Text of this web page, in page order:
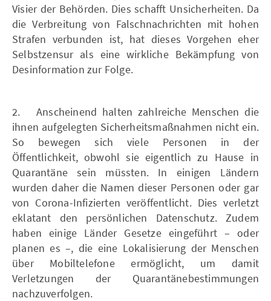
Visier der Behörden. Dies schafft Unsicherheiten. Da
die Verbreitung von Falschnachrichten mit hohen
Strafen verbunden ist, hat dieses Vorgehen eher
Selbstzensur als eine wirkliche Bekämpfung von
Desinformation zur Folge.
2. Anscheinend halten zahlreiche Menschen die
ihnen aufgelegten Sicherheitsmaßnahmen nicht ein.
So bewegen sich viele Personen in der
Öffentlichkeit, obwohl sie eigentlich zu Hause in
Quarantäne sein müssten. In einigen Ländern
wurden daher die Namen dieser Personen oder gar
von Corona-Infizierten veröffentlicht. Dies verletzt
eklatant den persönlichen Datenschutz. Zudem
haben einige Länder Gesetze eingeführt – oder
planen es –, die eine Lokalisierung der Menschen
über Mobiltelefone ermöglicht, um damit
Verletzungen der Quarantänebestimmungen
nachzuverfolgen.